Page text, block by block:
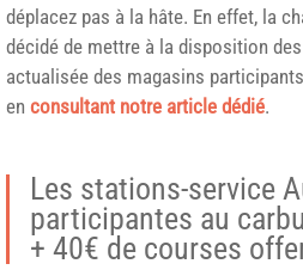
déplacez pas à la hâte. En effet, la
décidé de mettre à la disposition
actualisée des magasins
en consultant notre article dédié.
Les stations-service
participantes au
+ 40€ de courses